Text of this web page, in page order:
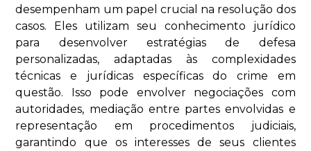
desempenham um papel crucial na resolução dos
casos. Eles utilizam seu conhecimento jurídico
para desenvolver estratégias de defesa
personalizadas, adaptadas às complexidades
técnicas e jurídicas específicas do crime em
questão. Isso pode envolver negociações com
autoridades, mediação entre partes envolvidas e
representação em procedimentos judiciais,
garantindo que os interesses de seus clientes